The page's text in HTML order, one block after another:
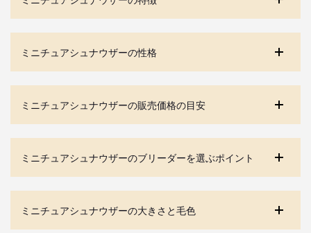
ミニチュアシュナウザーの性格
ミニチュアシュナウザーの販売価格の目安
ミニチュアシュナウザーのブリーダーを選ぶポイント
ミニチュアシュナウザーの大きさと毛色